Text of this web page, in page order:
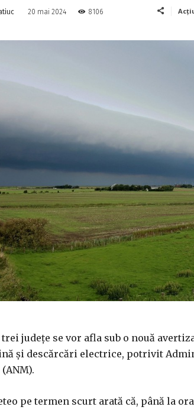
20 mai 2024 8106
judeţe se vor afla sub o nouă
şi descărcări electrice, potrivit
pe termen scurt arată că, până la